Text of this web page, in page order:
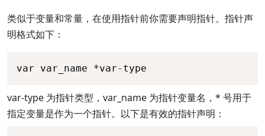
类似于变量和常量，在使用指针前你需要声明指针。指针声
明格式如下：
var var_name *var-type
var-type 为指针类型，var_name 为指针变量名，* 号用于
指定变量是作为一个指针。以下是有效的指针声明：